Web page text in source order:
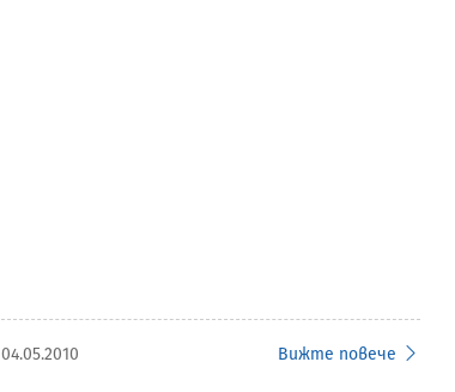
04.05.2010 Вижте повече